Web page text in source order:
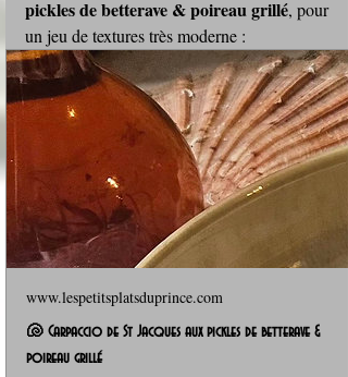
pickles de betterave & poireau grillé, pour
un jeu de textures très moderne :
www.lespetitsplatsduprince.com
🐚 Carpaccio de St Jacques aux pickles de betterave &
poireau grillé